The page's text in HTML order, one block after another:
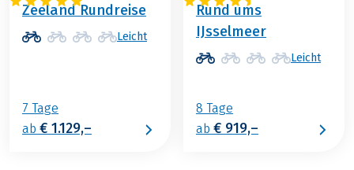
Zeeland Rundreise
Leicht
7 Tage
ab € 1.129,–
Rund ums
IJsselmeer
Leicht
8 Tage
ab € 919,–